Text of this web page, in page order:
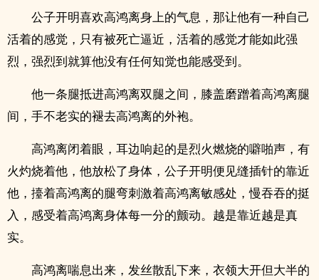
公子开明喜欢高鸿离身上的气息，那让他有一种自己
活着的感觉，只有被死亡逼近，活着的感觉才能如此强
烈，强烈到就算他没有任何知觉也能感受到。
他一条腿抵进高鸿离双腿之间，膝盖磨蹭着高鸿离腿
间，手不老实的褪去高鸿离的外袍。
高鸿离闭着眼，耳边响起的是烈火燃烧的噼啪声，有
火灼烧着他，他放松了身体，公子开明便见缝插针的靠近
他，擡着高鸿离的腿弯刺激着高鸿离敏感处，慢吞吞的挺
入，感受着高鸿离身体每一分的颤动。越是靠近越是真
实。
高鸿离喘息出来，发丝散乱下来，衣领大开但大半的